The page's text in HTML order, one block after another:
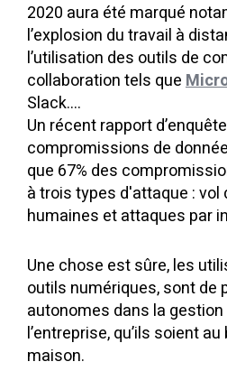
2020 aura été marqué
l’explosion du travail à
l’utilisation des outils de
collaboration tels que
Slack….
Un récent rapport
compromissions de
que 67% des
à trois types d'attaque :
humaines et attaques par
Une chose est sûre, les
outils numériques, sont de
autonomes dans la
l’entreprise, qu’ils soient
maison.